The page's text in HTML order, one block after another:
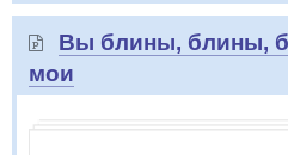
Вы блины, блины,
мои